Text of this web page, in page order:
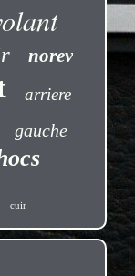
norev
arriere
gauche
cuir